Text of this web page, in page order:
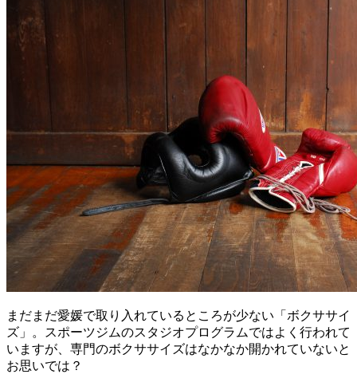
まだまだ愛媛で取り入れているところが少ない「ボクササイ
ズ」。スポーツジムのスタジオプログラムではよく行われて
いますが、専門のボクササイズはなかなか開かれていないと
お思いでは？